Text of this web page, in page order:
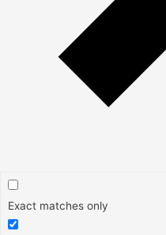
Exact matches only